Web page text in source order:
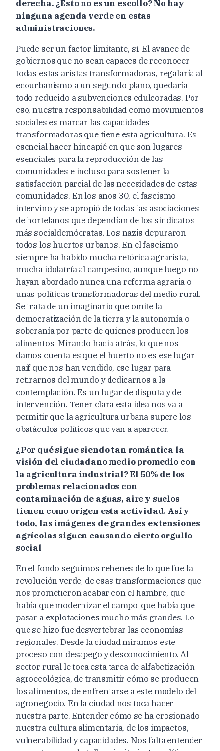
derecha. ¿Esto no es un escollo? No hay
ninguna agenda verde en estas
administraciones.
Puede ser un factor limitante, sí. El avance de
gobiernos que no sean capaces de reconocer
todas estas aristas transformadoras, regalaría al
ecourbanismo a un segundo plano, quedaría
todo reducido a subvenciones edulcoradas. Por
eso, nuestra responsabilidad como movimientos
sociales es marcar las capacidades
transformadoras que tiene esta agricultura. Es
esencial hacer hincapié en que son lugares
esenciales para la reproducción de las
comunidades e incluso para sostener la
satisfacción parcial de las necesidades de estas
comunidades. En los años 30, el fascismo
intervino y se apropió de todas las asociaciones
de hortelanos que dependían de los sindicatos
más socialdemócratas. Los nazis depuraron
todos los huertos urbanos. En el fascismo
siempre ha habido mucha retórica agrarista,
mucha idolatría al campesino, aunque luego no
hayan abordado nunca una reforma agraria o
unas políticas transformadoras del medio rural.
Se trata de un imaginario que omite la
democratización de la tierra y la autonomía o
soberanía por parte de quienes producen los
alimentos. Mirando hacia atrás, lo que nos
damos cuenta es que el huerto no es ese lugar
naif que nos han vendido, ese lugar para
retirarnos del mundo y dedicarnos a la
contemplación. Es un lugar de disputa y de
intervención. Tener clara esta idea nos va a
permitir que la agricultura urbana supere los
obstáculos políticos que van a aparecer.
¿Por qué sigue siendo tan romántica la
visión del ciudadano medio promedio con
la agricultura industrial? El 50% de los
problemas relacionados con
contaminación de aguas, aire y suelos
tienen como origen esta actividad. Así y
todo, las imágenes de grandes extensiones
agrícolas siguen causando cierto orgullo
social
En el fondo seguimos rehenes de lo que fue la
revolución verde, de esas transformaciones que
nos prometieron acabar con el hambre, que
había que modernizar el campo, que había que
pasar a explotaciones mucho más grandes. Lo
que se hizo fue desvertebrar las economías
regionales. Desde la ciudad miramos este
proceso con desapego y desconocimiento. Al
sector rural le toca esta tarea de alfabetización
agroecológica, de transmitir cómo se producen
los alimentos, de enfrentarse a este modelo del
agronegocio. En la ciudad nos toca hacer
nuestra parte. Entender cómo se ha erosionado
nuestra cultura alimentaria, de los impactos,
vulnerabilidad y capacidades. Nos falta entender